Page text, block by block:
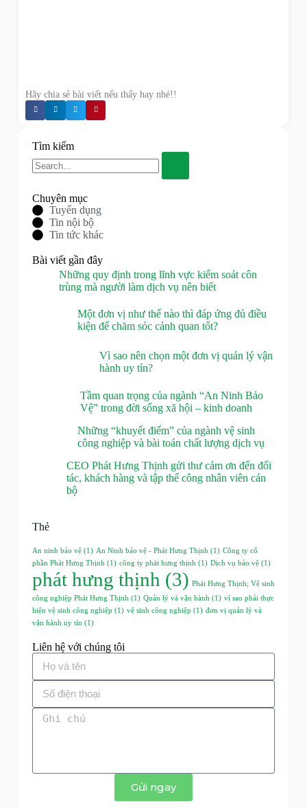
Hãy chia sẻ bài viết nếu thấy hay nhé!!
Tìm kiếm
Chuyên mục
Tuyển dụng
Tin nội bộ
Tin tức khác
Bài viết gần đây
Những quy định trong lĩnh vực kiểm soát côn
trùng mà người làm dịch vụ nên biết
Một đơn vị như thế nào thì đáp ứng đủ điều
kiện để chăm sóc cảnh quan tốt?
Vì sao nên chọn một đơn vị quản lý vận
hành uy tín?
Tầm quan trọng của ngành “An Ninh Bảo
Vệ” trong đời sống xã hội – kinh doanh
Những “khuyết điểm” của ngành vệ sinh
công nghiệp và bài toán chất lượng dịch vụ
CEO Phát Hưng Thịnh gửi thư cảm ơn đến đối
tác, khách hàng và tập thể công nhân viên cán
bộ
Thẻ
An ninh bảo vệ(1) An Ninh bảo vệ - Phát Hưng Thịnh (1) Công ty cổ
phần Phát Hưng Thịnh (1) công ty phát hưng thịnh (1) Dịch vụ bảo vệ(1)
phát hưng thịnh (3) Phát Hưng Thịnh; Vệ sinh
công nghiệp Phát Hưng Thịnh (1) Quản lý và vận hành (1) vì sao phải thực
hiện vệ sinh công nghiệp (1) vệ sinh công nghiệp (1) đơn vị quản lý và
vận hành uy tín (1)
Liên hệ với chúng tôi
Gửi ngay